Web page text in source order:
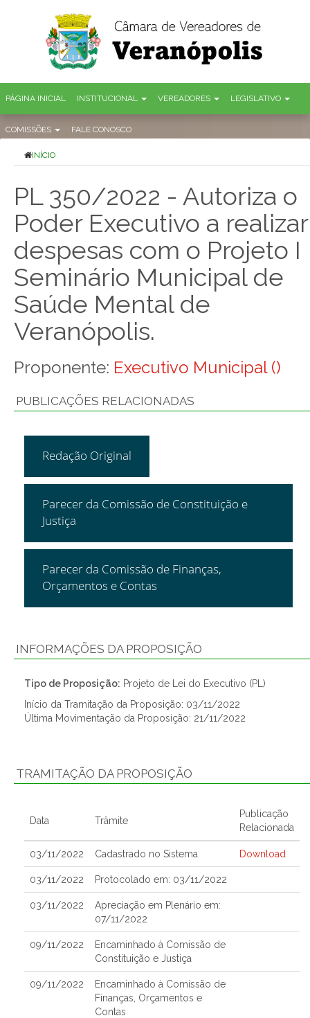
PÁGINA INICIAL INSTITUCIONAL VEREADORES LEGISLATIVO
COMISSÕES FALE CONOSCO
INÍCIO
PL 350/2022 - Autoriza o
Poder Executivo a realizar
despesas com o Projeto I
Seminário Municipal de
Saúde Mental de
Veranópolis.
Proponente: Executivo Municipal ()
PUBLICAÇÕES RELACIONADAS
Redação Original
Parecer da Comissão de Constituição e
Justiça
Parecer da Comissão de Finanças,
Orçamentos e Contas
INFORMAÇÕES DA PROPOSIÇÃO
Tipo de Proposição: Projeto de Lei do Executivo (PL)
Início da Tramitação da Proposição: 03/11/2022
Última Movimentação da Proposição: 21/11/2022
TRAMITAÇÃO DA PROPOSIÇÃO
Data Trâmite
Publicação
Relacionada
03/11/2022 Cadastrado no Sistema Download
03/11/2022 Protocolado em: 03/11/2022
03/11/2022
Apreciação em Plenário em:
07/11/2022
09/11/2022
Encaminhado à Comissão de
Constituição e Justiça
09/11/2022
Encaminhado à Comissão de
Finanças, Orçamentos e
Contas